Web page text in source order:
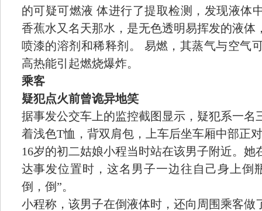
的可疑可燃液 体进行了提取检测，发现液体
香蕉水又名天那水，是无色透明易挥发的液体
喷漆的溶剂和稀释剂。 易燃，其蒸气与空气
高热能引起燃烧爆炸。
乘客
疑犯点火前曾诡异地笑
据事发公交车上的监控截图显示，疑犯系一名
着浅色T恤，背双肩包，上车后坐车厢中部正
16岁的初二姑娘小程当时站在该男子附近。
达事发位置时，这名男子一边往自己身上倒
倒，倒”。
小程称，该男子在倒液体时，还向周围乘客做